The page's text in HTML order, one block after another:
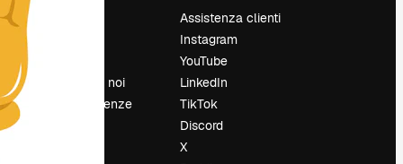
Lavora con noi
Cerca tendenze
Assistenza clienti
Instagram
YouTube
LinkedIn
TikTok
Discord
X